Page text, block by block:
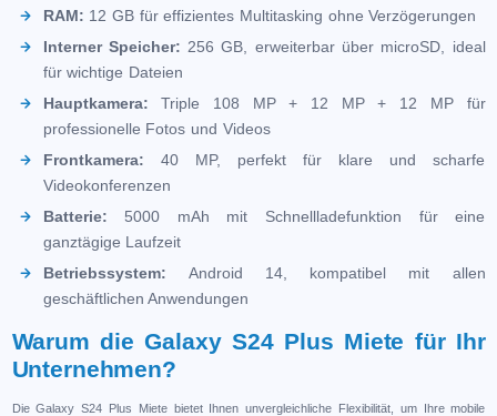
RAM: 12 GB für effizientes Multitasking ohne Verzögerungen
Interner Speicher: 256 GB, erweiterbar über microSD, ideal
für wichtige Dateien
Hauptkamera: Triple 108 MP + 12 MP + 12 MP für
professionelle Fotos und Videos
Frontkamera: 40 MP, perfekt für klare und scharfe
Videokonferenzen
Batterie: 5000 mAh mit Schnellladefunktion für eine
ganztägige Laufzeit
Betriebssystem: Android 14, kompatibel mit allen
geschäftlichen Anwendungen
Warum die Galaxy S24 Plus Miete für Ihr
Unternehmen?
Die Galaxy S24 Plus Miete bietet Ihnen unvergleichliche Flexibilität, um Ihre mobile